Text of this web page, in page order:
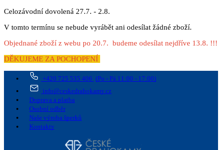
Celozávodní dovolená 27.7. - 2.8.
V tomto termínu se nebude vyrábět ani odesílat žádné zboží.
Objednané zboží z webu po 20.7. budeme odesílat nejdříve 13.8. !!!
DĚKUJEME ZA POCHOPENÍ
+420 725 535 406 (Po - Pá 11:00 - 17:00)
info@ceskedrahokamy.cz
Doprava a platba
Osobní odběr
Naše výroba šperků
Kontakty